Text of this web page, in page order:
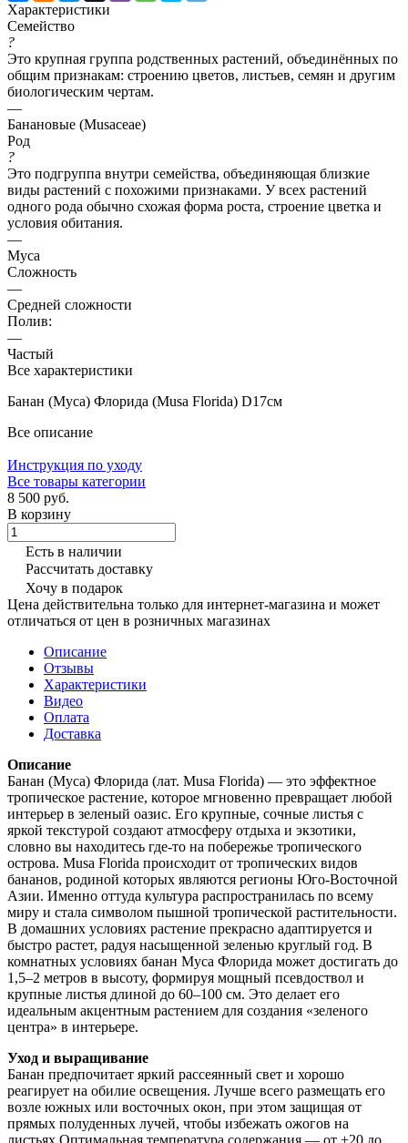
Характеристики
Семейство
?
Это крупная группа родственных растений, объединённых по
общим признакам: строению цветов, листьев, семян и другим
биологическим чертам.
—
Банановые (Musaceae)
Род
?
Это подгруппа внутри семейства, объединяющая близкие
виды растений с похожими признаками. У всех растений
одного рода обычно схожая форма роста, строение цветка и
условия обитания.
—
Муса
Сложность
—
Средней сложности
Полив:
—
Частый
Все характеристики
Банан (Муса) Флорида (Musa Florida) D17см
Все описание
Инструкция по уходу
Все товары категории
8 500 руб.
В корзину
Есть в наличии
Рассчитать доставку
Хочу в подарок
Цена действительна только для интернет-магазина и может
отличаться от цен в розничных магазинах
Описание
Отзывы
Характеристики
Видео
Оплата
Доставка
Описание
Банан (Муса) Флорида (лат. Musa Florida) — это эффектное
тропическое растение, которое мгновенно превращает любой
интерьер в зеленый оазис. Его крупные, сочные листья с
яркой текстурой создают атмосферу отдыха и экзотики,
словно вы находитесь где-то на побережье тропического
острова. Musa Florida происходит от тропических видов
бананов, родиной которых являются регионы Юго-Восточной
Азии. Именно оттуда культура распространилась по всему
миру и стала символом пышной тропической растительности.
В домашних условиях растение прекрасно адаптируется и
быстро растет, радуя насыщенной зеленью круглый год. В
комнатных условиях банан Муса Флорида может достигать до
1,5–2 метров в высоту, формируя мощный псевдоствол и
крупные листья длиной до 60–100 см. Это делает его
идеальным акцентным растением для создания «зеленого
центра» в интерьере.
Уход и выращивание
Банан предпочитает яркий рассеянный свет и хорошо
реагирует на обилие освещения. Лучше всего размещать его
возле южных или восточных окон, при этом защищая от
прямых полуденных лучей, чтобы избежать ожогов на
листьях.Оптимальная температура содержания — от +20 до